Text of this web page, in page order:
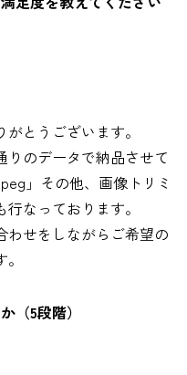
とうございます。
りのデータで納品させて
」その他、画像トリミ
なっております。
わせをしながらご希望の
（5段階）